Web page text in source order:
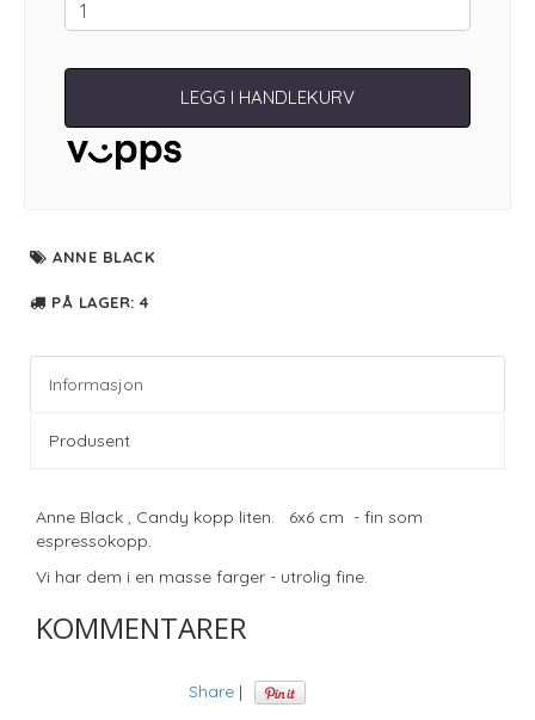
LEGG I HANDLEKURV
ANNE BLACK
PÅ LAGER: 4
Informasjon
Produsent
Anne Black , Candy kopp liten. 6x6 cm - fin som
espressokopp.
Vi har dem i en masse farger - utrolig fine.
KOMMENTARER
Share |